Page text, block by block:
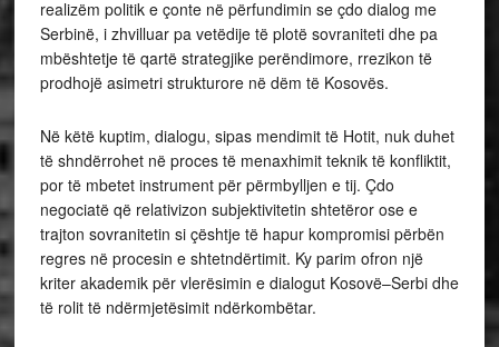
realizëm politik e çonte në përfundimin se çdo dialog me
Serbinë, i zhvilluar pa vetëdije të plotë sovraniteti dhe pa
mbështetje të qartë strategjike perëndimore, rrezikon të
prodhojë asimetri strukturore në dëm të Kosovës.
Në këtë kuptim, dialogu, sipas mendimit të Hotit, nuk duhet
të shndërrohet në proces të menaxhimit teknik të konfliktit,
por të mbetet instrument për përmbylljen e tij. Çdo
negociatë që relativizon subjektivitetin shtetëror ose e
trajton sovranitetin si çështje të hapur kompromisi përbën
regres në procesin e shtetndërtimit. Ky parim ofron një
kriter akademik për vlerësimin e dialogut Kosovë–Serbi dhe
të rolit të ndërmjetësimit ndërkombëtar.